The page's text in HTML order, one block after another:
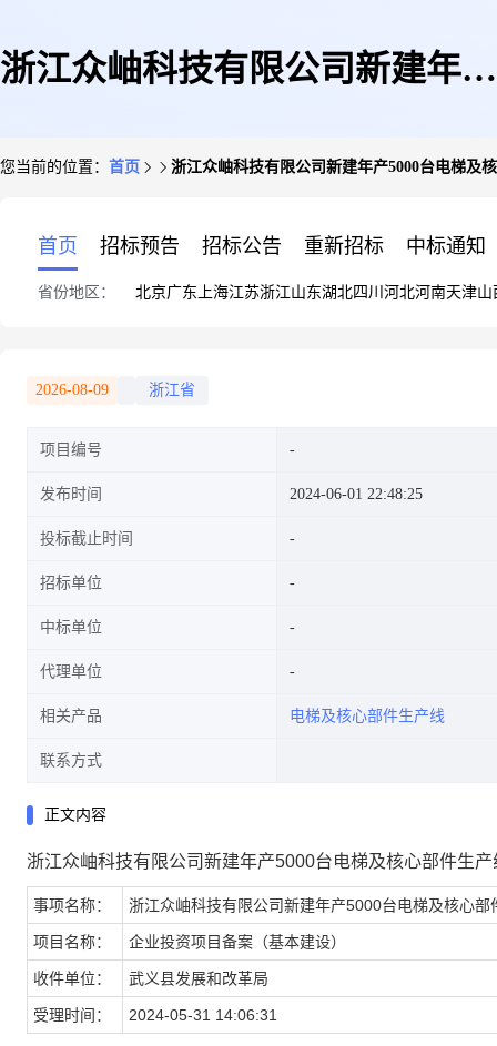
浙江众岫科技有限公司新建年产
您当前的位置： 首页 浙江众岫科技有限公司新建年产5000台电梯及
首页 招标预告 招标公告 重新招标 中标通知
省份地区： 北京广东 上海江苏浙江山东湖北四川 河北河南天津山
2026-08-09 浙江省
项目编号
发布时间 2024-06-01 22:48:25
投标截止时间
招标单位
中标单位
代理单位
相关产品 电梯及核心部件生产线
联系方式
正文内容
浙江众岫科技有限公司新建年产5000台电梯及核心部件生产
事项名称： 浙江众岫科技有限公司新建年产5000台电梯及核心部
项目名称： 企业投资项目备案（基本建设）
收件单位： 武义县发展和改革局
受理时间： 2024-05-31 14:06:31